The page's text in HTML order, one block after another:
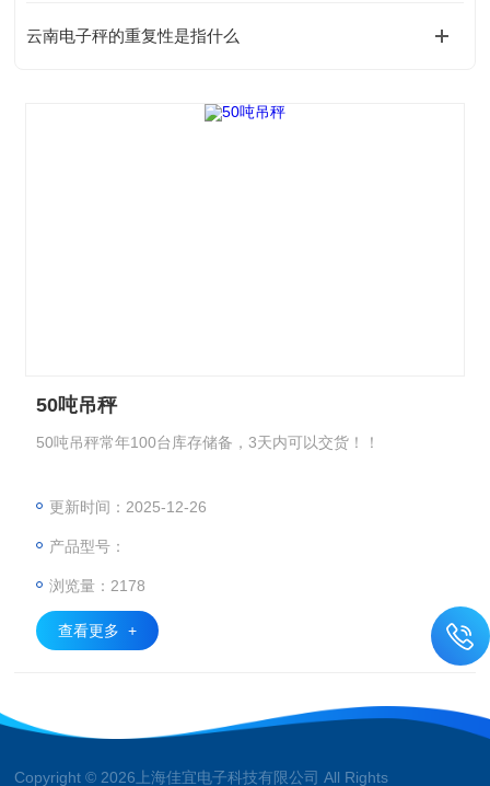
云南电子秤的重复性是指什么
50吨吊秤
50吨吊秤常年100台库存储备，3天内可以交货！！
更新时间：2025-12-26
产品型号：
浏览量：2178
查看更多 +
Copyright © 2026上海佳宜电子科技有限公司 All Rights